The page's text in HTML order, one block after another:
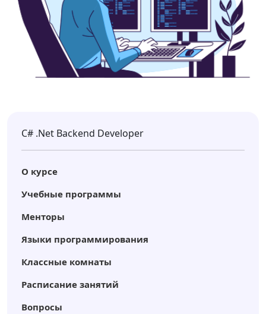
C# .Net Backend Developer
О курсе
Учебные программы
Менторы
Языки программирования
Классные комнаты
Расписание занятий
Вопросы